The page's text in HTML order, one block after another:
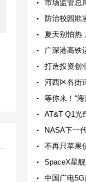
市场监管总
防治校园欺
夏天别怕热
广深港高铁
打造投资创
河西区各街
等你来！“
AT&T Q1光纤营收
NASA下一代空间站宇航
不再只苹果使用！
SpaceX星舰升空不久
中国广电5G用户